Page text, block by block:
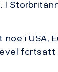
i USA,
fortsatt